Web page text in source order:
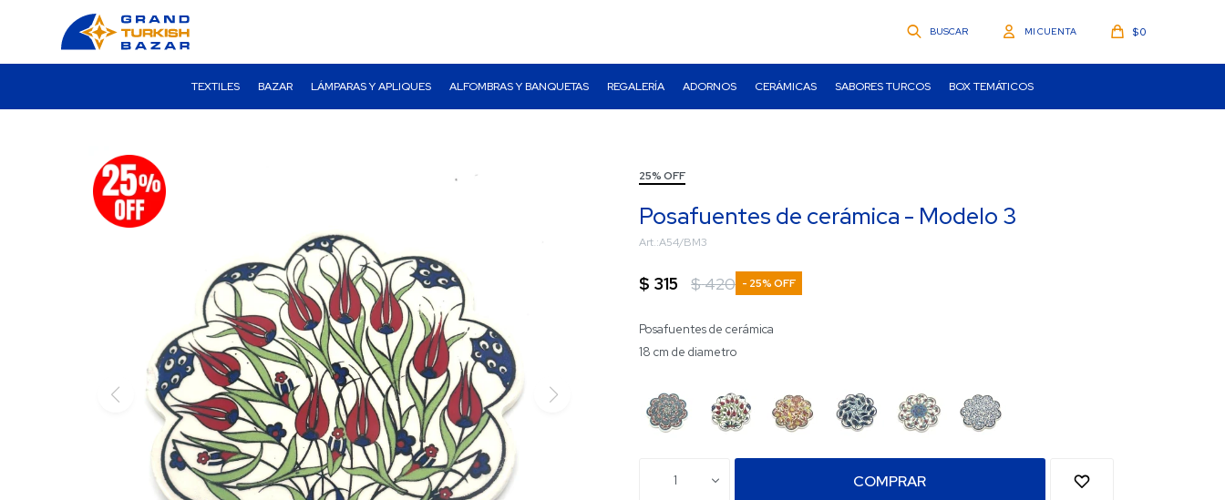
TEXTILES BAZAR LÁMPARAS Y APLIQUES ALFOMBRAS Y BANQUETAS REGALERÍA ADORNOS CERÁMICAS SABORES TURCOS BOX TEMÁTICOS
$0
25% OFF
Posafuentes de cerámica - Modelo 3
A54/BM3
$ 315 $420 25
Posafuentes de cerámica
18 cm de diametro
1 COMPRAR